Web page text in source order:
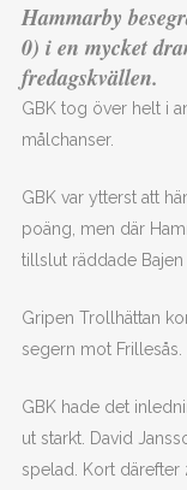
Hammarby
0) i en mycket
fredagskvällen.
GBK tog över helt i
målchanser.
GBK var ytterst att
poäng, men där
tillslut räddade
Gripen Trollhättan
segern mot Frillesås.
GBK hade det
ut starkt. David
spelad. Kort därefter